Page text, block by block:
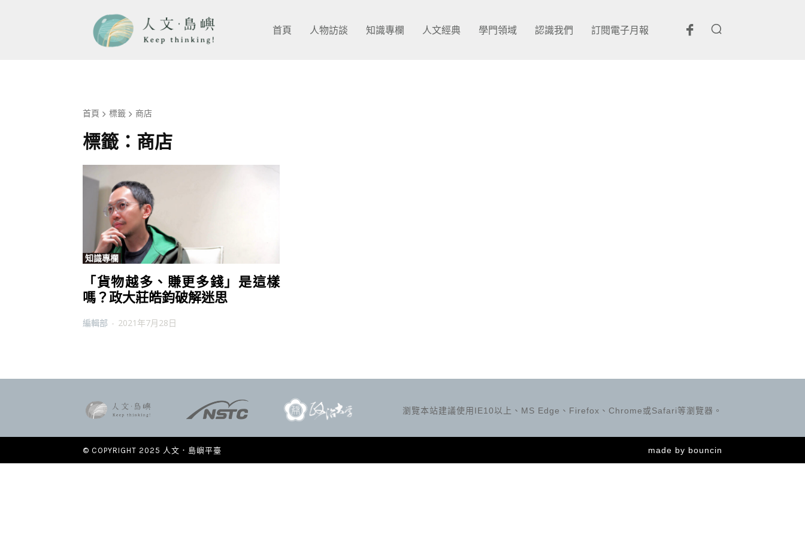
首頁 人物訪談 知識專欄 人文經典 學門領域 認識我們 訂閱電子月報
首頁 標籤 商店
標籤： 商店
知識專欄
「貨物越多、賺更多錢」是這樣
嗎？政大莊皓鈞破解迷思
編輯部 - 2021年7月28日
瀏覽本站建議使用IE10以上、MS Edge、Firefox、Chrome或Safari等瀏覽器。
© COPYRIGHT 2025 人文．島嶼平臺 made by bouncin